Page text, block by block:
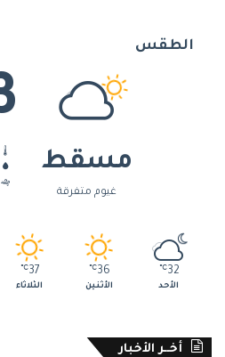
الطقس
مسقط
غيوم متفرقة
32
℃
الأحد
36
℃
الأثنين
37
℃
الثلاثاء
أخــر الأخبار